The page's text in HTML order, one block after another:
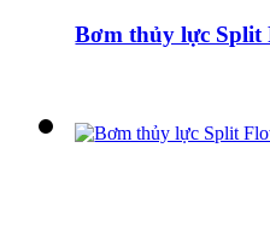
Bơm thủy lực Split